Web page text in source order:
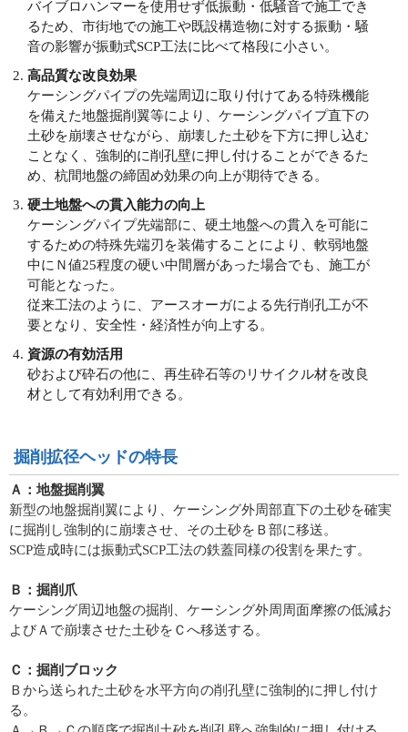
バイブロハンマーを使用せず低振動・低騒音で施工でき
るため、市街地での施工や既設構造物に対する振動・騒
音の影響が振動式SCP工法に比べて格段に小さい。
高品質な改良効果
ケーシングパイプの先端周辺に取り付けてある特殊機能
を備えた地盤掘削翼等により、ケーシングパイプ直下の
土砂を崩壊させながら、崩壊した土砂を下方に押し込む
ことなく、強制的に削孔壁に押し付けることができるた
め、杭間地盤の締固め効果の向上が期待できる。
硬土地盤への貫入能力の向上
ケーシングパイプ先端部に、硬土地盤への貫入を可能に
するための特殊先端刃を装備することにより、軟弱地盤
中にＮ値25程度の硬い中間層があった場合でも、施工が
可能となった。
従来工法のように、アースオーガによる先行削孔工が不
要となり、安全性・経済性が向上する。
資源の有効活用
砂および砕石の他に、再生砕石等のリサイクル材を改良
材として有効利用できる。
掘削拡径ヘッドの特長
Ａ：地盤掘削翼
新型の地盤掘削翼により、ケーシング外周部直下の土砂を確実
に掘削し強制的に崩壊させ、その土砂をＢ部に移送。
SCP造成時には振動式SCP工法の鉄蓋同様の役割を果たす。
Ｂ：掘削爪
ケーシング周辺地盤の掘削、ケーシング外周周面摩擦の低減お
よびＡで崩壊させた土砂をＣへ移送する。
Ｃ：掘削ブロック
Ｂから送られた土砂を水平方向の削孔壁に強制的に押し付け
る。